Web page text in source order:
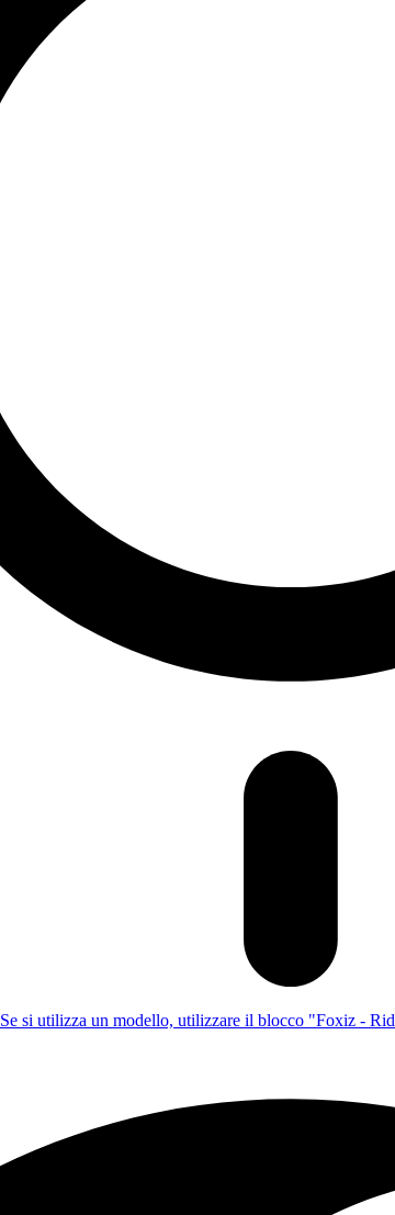
si utilizza un modello, utilizzare il blocco "Foxiz -